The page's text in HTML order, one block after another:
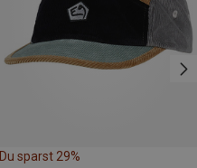
Du sparst 29%